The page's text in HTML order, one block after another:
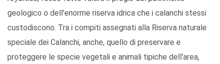
geologico o dell’enorme riserva idrica che i calanchi stessi
custodiscono. Tra i compiti assegnati alla Riserva naturale
speciale dei Calanchi, anche, quello di preservare e
proteggere le specie vegetali e animali tipiche dell’area,